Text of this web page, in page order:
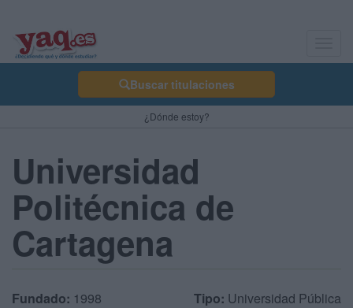
Buscar titulaciones
¿Dónde estoy?
Universidad
Politécnica de
Cartagena
Fundado: 1998 Tipo: Universidad Pública